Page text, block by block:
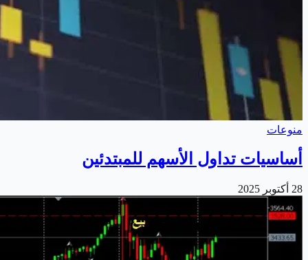
منوعات
أساسيات تداول الأسهم للمبتدئين
28 أكتوبر 2025